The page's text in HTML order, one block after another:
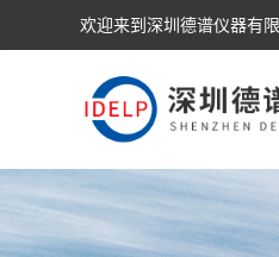
欢迎来到深圳德谱仪器有限